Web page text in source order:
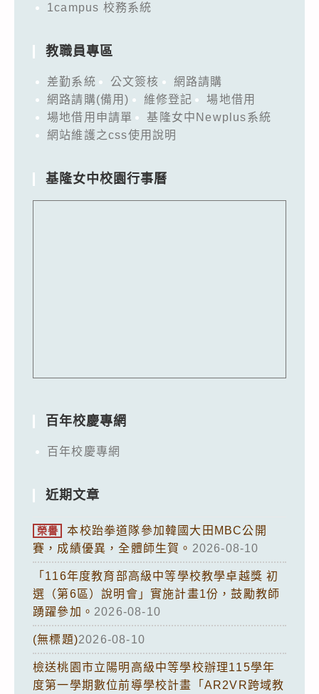
1campus 校務系統
教職員專區
差勤系統 公文簽核
網路請購
網路請購(備用)
維修登記
場地借用
場地借用申請單
基隆女中Newplus系統
網站維護之css使用說明
基隆女中校園行事曆
百年校慶專網
百年校慶專網
近期文章
榮譽
本校跆拳道隊參加韓國大田MBC公開
賽，成績優異，全體師生賀。 2026-08-10
「116年度教育部高級中等學校教學卓越獎 初
選（第6區）說明會」實施計畫1份，鼓勵教師
踴躍參加。 2026-08-10
(無標題)2026-08-10
檢送桃園市立陽明高級中等學校辦理115學年
度第一學期數位前導學校計畫「AR2VR跨域教